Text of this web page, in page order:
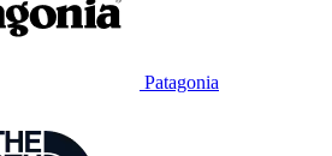
Patagonia